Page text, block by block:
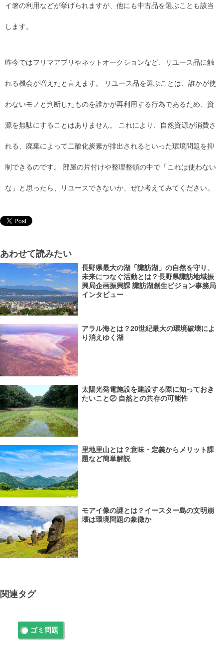
イ箸の利用などが挙げられますが、他にも中古品を選ぶことも該当
します。
昨今ではフリマアプリやネットオークションなど、リユース品に触
れる機会が増えたと言えます。 リユース品を選ぶことは、誰かが使
わないモノと判断したものを誰かが再利用する行為であるため、資
源を無駄にすることはありません。 これにより、自然資源が消費さ
れる、廃棄によって二酸化炭素が排出されるといった環境問題を抑
制できるのです。 部屋の片付けや整理整頓の中で「これは使わない
な」と思ったら、リユースできないか、ぜひ考えてみてください。
あわせて読みたい
長野県最大の湖「諏訪湖」の自然を守り、
未来につなぐ活動とは？長野県諏訪地域振
興局企画振興課 諏訪湖創生ビジョン事務局
インタビュー
アラル海とは？20世紀最大の環境破壊によ
り消えゆく湖
太陽光発電施設を建設する際に知っておき
たいこと② 自然との共存の可能性
里地里山とは？意味・定義からメリット課
題など簡単解説
モアイ像の謎とは？イースター島の文明崩
壊は環境問題の象徴か
関連タグ
ゴミ問題